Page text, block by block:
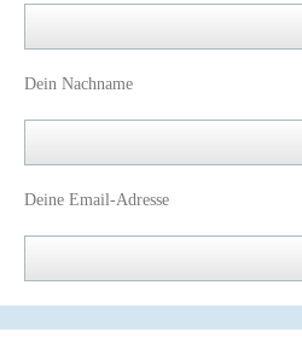
Dein Nachname
Deine Email-Adresse